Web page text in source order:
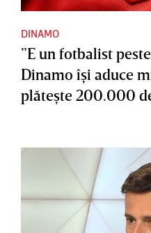
DINAMO
”E un fotbalist
Dinamo îşi aduce
plăteşte 200.000